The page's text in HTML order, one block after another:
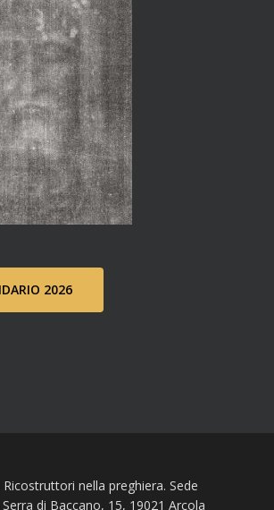
2026
nella preghiera. Sede
di Baccano, 15, 19021 Arcola